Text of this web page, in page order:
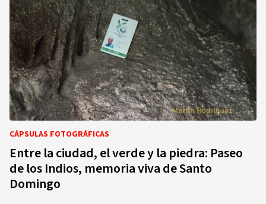
CÁPSULAS FOTOGRÁFICAS
Entre la ciudad, el verde y la piedra: Paseo
de los Indios, memoria viva de Santo
Domingo